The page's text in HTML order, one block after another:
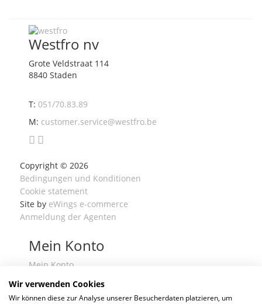
Westfro nv
Grote Veldstraat 114
8840 Staden
T:051/70.83.89
M: customer.service@westfro.be
Copyright ©2026
Bedingungen und Konditionen
Cookie statement
Site by eWings e-commerce
Anmeldung der Agenten
Mein Konto
Mein Konto
Meine Bestelllisten
Wir verwenden Cookies
Wir können diese zur Analyse unserer Besucherdaten platzieren, um